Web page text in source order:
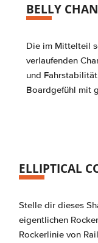
BELLY
Die im Mittelteil
verlaufenden
und
Boardgefühl mit
ELLIPTICAL
Stelle dir dieses
eigentlichen
Rockerlinie von